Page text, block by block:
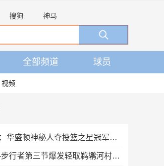
搜狗 神马
全部频道 球员
视频
全明星：华盛顿神秘人夺投篮之星冠军！福德夺得三分大赛冠军！
🏀夏联-步行者第三节爆发轻取鹈鹕河村勇辉5+5+12斯劳森22分